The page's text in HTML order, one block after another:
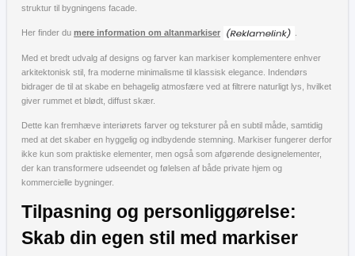
struktur til bygningens facade.
Her finder du mere information om altanmarkiser
Med et bredt udvalg af designs og farver kan markiser komplementere enhver
arkitektonisk stil, fra moderne minimalisme til klassisk elegance. Indendørs
bidrager de til at skabe en behagelig atmosfære ved at filtrere naturligt lys, hvilket
giver rummet et blødt, diffust skær.
Dette kan fremhæve interiørets farver og teksturer på en subtil måde, samtidig
med at det skaber en hyggelig og indbydende stemning. Markiser fungerer derfor
ikke kun som praktiske elementer, men også som afgørende designelementer,
der kan transformere udseendet og følelsen af både private hjem og
kommercielle bygninger.
Tilpasning og personliggørelse:
Skab din egen stil med markiser